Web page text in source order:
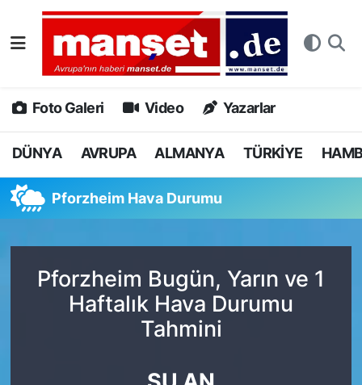
Foto Galeri Video Yazarlar
DÜNYA AVRUPA ALMANYA TÜRKİYE
Pforzheim Hava Durumu
Pforzheim Bugün, Yarın ve 1
Haftalık Hava Durumu
Tahmini
DÜNYA
AVRUPA
ALMANYA
SPOR
DEUTSCH
Nöbetçi Eczaneler
Hava Durumu
Namaz Vakitleri
Tüm Manşetler
Son Dakika Haberleri